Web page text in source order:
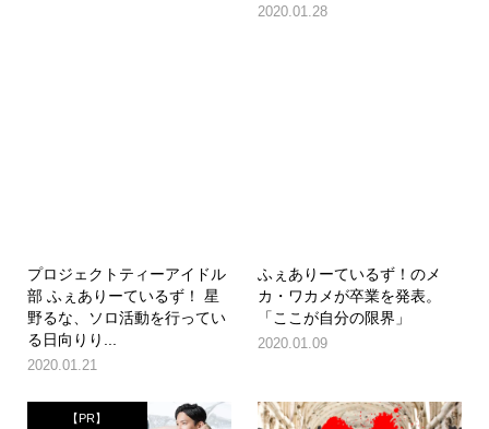
2020.01.28
プロジェクトティーアイドル
部 ふぇありーているず！ 星
野るな、ソロ活動を行ってい
る日向りり...
2020.01.21
ふぇありーているず！のメ
カ・ワカメが卒業を発表。
「ここが自分の限界」
2020.01.09
【PR】